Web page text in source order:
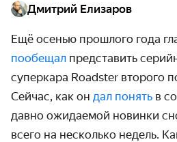
Дмитрий Елизаров
Ещё осенью прошлого года
пообещал представить
суперкара Roadster второго
Сейчас, как он дал понять в
давно ожидаемой новинки
всего на несколько недель.